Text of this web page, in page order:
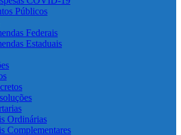
Públicos
Federais
Estaduais
Ordinárias
Complementares